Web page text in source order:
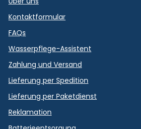
Kontaktformular
FAQs
Wasserpflege-Assistent
Zahlung und Versand
Lieferung per Spedition
Lieferung per Paketdienst
Reklamation